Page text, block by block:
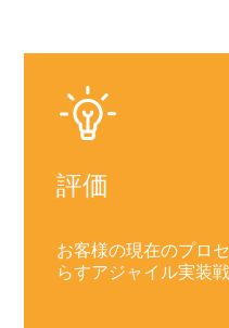
評価
お客様の現在のプロ
らすアジャイル実装